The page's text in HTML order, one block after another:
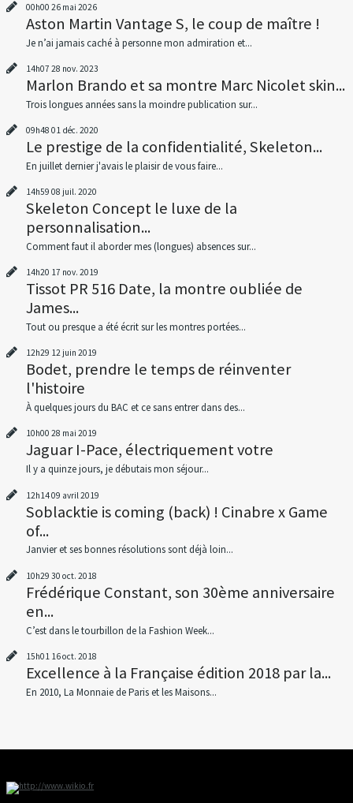
00h00 26 mai 2026
Aston Martin Vantage S, le coup de maître !
Je n’ai jamais caché à personne mon admiration et...
14h07 28 nov. 2023
Marlon Brando et sa montre Marc Nicolet skin...
Trois longues années sans la moindre publication sur...
09h48 01 déc. 2020
Le prestige de la confidentialité, Skeleton...
En juillet dernier j'avais le plaisir de vous faire...
14h59 08 juil. 2020
Skeleton Concept le luxe de la
personnalisation...
Comment faut il aborder mes (longues) absences sur...
14h20 17 nov. 2019
Tissot PR 516 Date, la montre oubliée de
James...
Tout ou presque a été écrit sur les montres portées...
12h29 12 juin 2019
Bodet, prendre le temps de réinventer
l'histoire
À quelques jours du BAC et ce sans entrer dans des...
10h00 28 mai 2019
Jaguar I-Pace, électriquement votre
Il y a quinze jours, je débutais mon séjour...
12h1409 avril 2019
Soblacktie is coming (back) ! Cinabre x Game
of...
Janvier et ses bonnes résolutions sont déjà loin...
10h29 30 oct. 2018
Frédérique Constant, son 30ème anniversaire
en...
C’est dans le tourbillon de la Fashion Week...
15h01 16oct. 2018
Excellence à la Française édition 2018 par la...
En 2010, La Monnaie de Paris et les Maisons...